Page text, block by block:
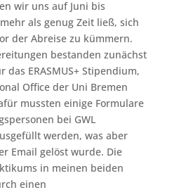
wir uns auf Juni bis
als genug Zeit ließ, sich
der Abreise zu kümmern.
bestanden zunächst
ERASMUS+ Stipendium,
Office der Uni Bremen
mussten einige Formulare
bei GWL
werden, was aber
Email gelöst wurde. Die
in meinen beiden
einen